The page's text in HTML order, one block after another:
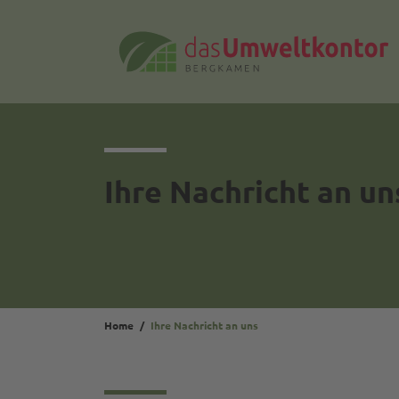
Ihre Nachricht an
Home Ihre Nachricht an uns